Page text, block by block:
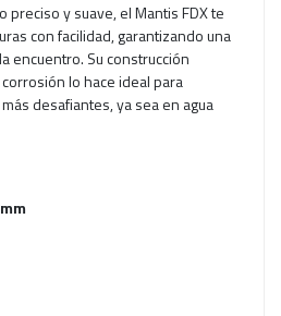
preciso y suave, el Mantis FDX te
con facilidad, garantizando una
encuentro. Su construcción
lo hace ideal para
desafiantes, ya sea en agua